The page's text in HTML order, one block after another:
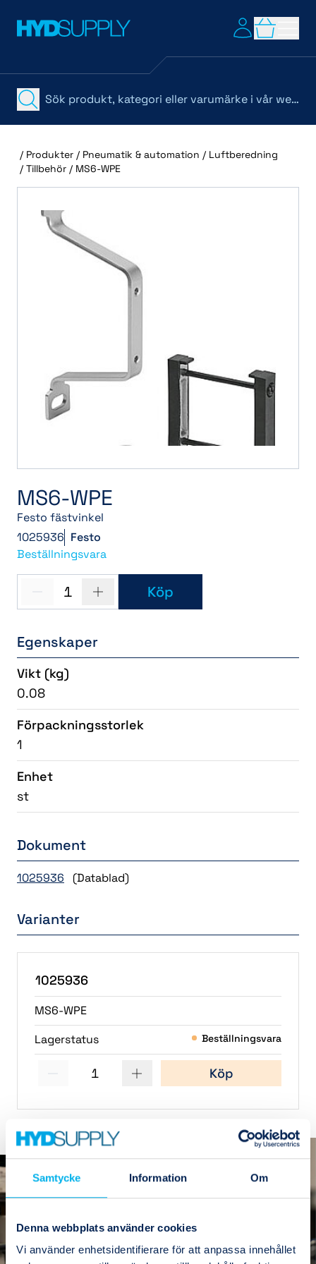
Samtycke Information Om
Denna webbplats använder cookies
Vi använder enhetsidentifierare för att anpassa innehållet
/ Produkter / Pneumatik & automation / Luftberedning
/ Tillbehör / MS6-WPE
MS6-WPE
Festo fästvinkel
1025936 Festo
Beställningsvara
1 Köp
Egenskaper
Vikt (kg)
0.08
Förpackningsstorlek
1
Enhet
st
Dokument
1025936 (Datablad)
Varianter
1025936
MS6-WPE
Lagerstatus
Beställningsvara
1 Köp